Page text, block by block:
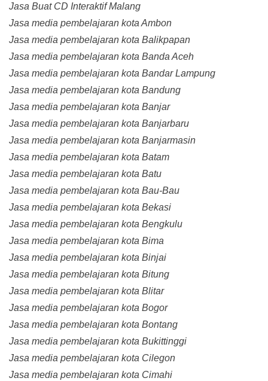
Jasa Buat CD Interaktif Malang
Jasa media pembelajaran kota Ambon
Jasa media pembelajaran kota Balikpapan
Jasa media pembelajaran kota Banda Aceh
Jasa media pembelajaran kota Bandar Lampung
Jasa media pembelajaran kota Bandung
Jasa media pembelajaran kota Banjar
Jasa media pembelajaran kota Banjarbaru
Jasa media pembelajaran kota Banjarmasin
Jasa media pembelajaran kota Batam
Jasa media pembelajaran kota Batu
Jasa media pembelajaran kota Bau-Bau
Jasa media pembelajaran kota Bekasi
Jasa media pembelajaran kota Bengkulu
Jasa media pembelajaran kota Bima
Jasa media pembelajaran kota Binjai
Jasa media pembelajaran kota Bitung
Jasa media pembelajaran kota Blitar
Jasa media pembelajaran kota Bogor
Jasa media pembelajaran kota Bontang
Jasa media pembelajaran kota Bukittinggi
Jasa media pembelajaran kota Cilegon
Jasa media pembelajaran kota Cimahi